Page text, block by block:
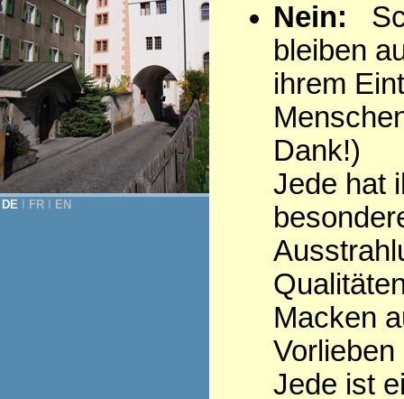
DE FR EN
Nein:
bleiben
ihrem
Dank!)
Jede hat
Macken
Vorlieben
Jede ist